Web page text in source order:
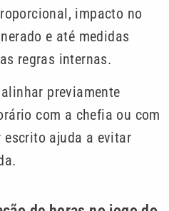
impacto no
e até medidas
regras internas.
previamente
com a chefia ou com
escrito ajuda a evitar